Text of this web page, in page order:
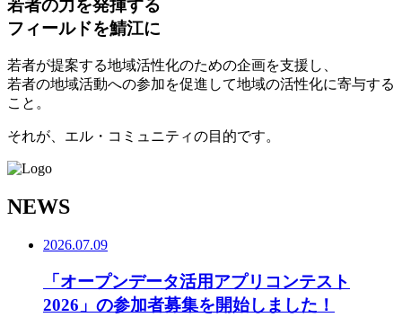
若者の力を発揮する
フィールドを鯖江に
若者が提案する地域活性化のための企画を支援し、
若者の地域活動への参加を促進して地域の活性化に寄与する
こと。
それが、エル・コミュニティの目的です。
NEWS
2026.07.09
「オープンデータ活用アプリコンテスト
2026」の参加者募集を開始しました！